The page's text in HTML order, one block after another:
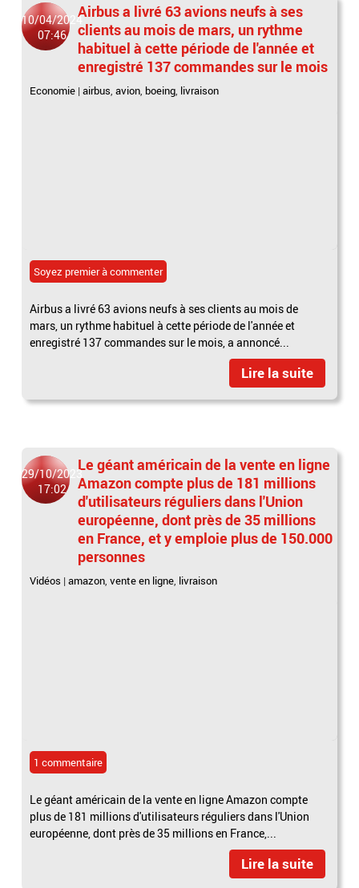
10/04/2024
07:46
Airbus a livré 63 avions neufs à ses
clients au mois de mars, un rythme
habituel à cette période de l'année et
enregistré 137 commandes sur le mois
Economie |airbus ,avion boeing livraison
Soyez premier à commenter
Airbus a livré 63 avions neufs à ses clients au mois de
mars, un rythme habituel à cette période de l'année et
enregistré 137 commandes sur le mois, a annoncé...
Lire la suite
29/10/2023
17:02
Le géant américain de la vente en ligne
Amazon compte plus de 181 millions
d'utilisateurs réguliers dans l'Union
européenne, dont près de 35 millions
en France, et y emploie plus de 150.000
personnes
Vidéos |amazon,vente en ligne, livraison
1 commentaire
Le géant américain de la vente en ligne Amazon compte
plus de 181 millions d'utilisateurs réguliers dans l'Union
européenne, dont près de 35 millions en France,...
Lire la suite